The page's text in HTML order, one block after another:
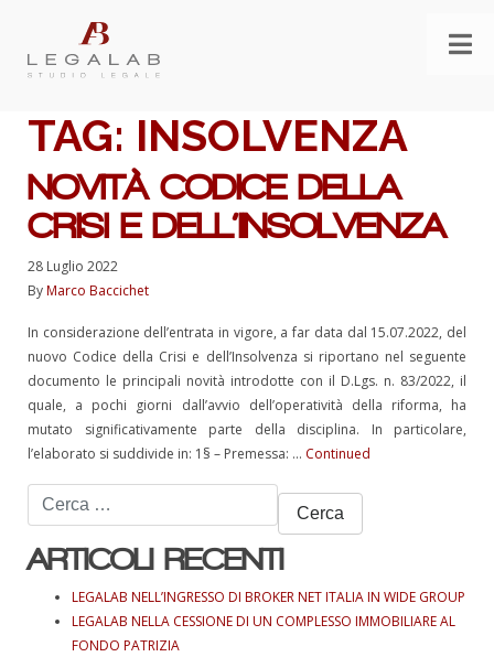
TAG: INSOLVENZA
NOVITÀ CODICE DELLA
CRISI E DELL’INSOLVENZA
28 Luglio 2022
ByMarco Baccichet
In considerazione dell’entrata in vigore, a far data dal 15.07.2022, del
nuovo Codice della Crisi e dell’Insolvenza si riportano nel seguente
documento le principali novità introdotte con il D.Lgs. n. 83/2022, il
quale, a pochi giorni dall’avvio dell’operatività della riforma, ha
mutato significativamente parte della disciplina. In particolare,
l’elaborato si suddivide in: 1§ – Premessa: … Continued
Ricerca
per:
ARTICOLI RECENTI
LEGALAB NELL’INGRESSO DI BROKER NET ITALIA IN WIDE GROUP
LEGALAB NELLA CESSIONE DI UN COMPLESSO IMMOBILIARE AL
FONDO PATRIZIA